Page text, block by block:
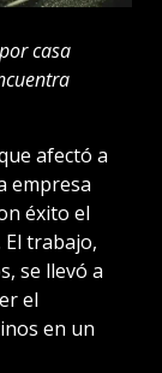
casa
afectó a
empresa
éxito el
trabajo,
se llevó a
el
en un